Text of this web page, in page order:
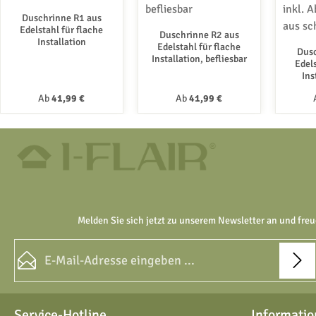
Duschrinne R1 aus
Edelstahl für flache
Installation
Regulärer Preis:
Ab41,99 €
Duschrinne R2 aus
Edelstahl für flache
Installation, befliesbar
Regulärer Preis:
Ab41,99 €
Melden Sie sich jetzt zu unserem Newsletter an und
Datenschutz
Die mit einem Stern (*) markierten Felder sind Pflichtfelder.